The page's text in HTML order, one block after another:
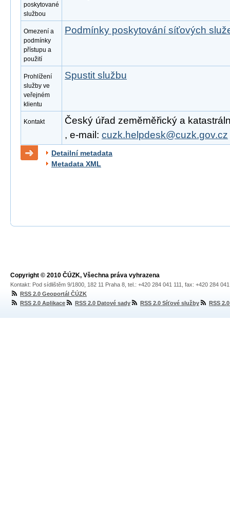
poskytované
službou
Omezení a
podmínky
přístupu a
použití
Podmínky poskytování síťových
Prohlížení
služby ve
veřejném
klientu
Spustit službu
Kontakt
Český úřad zeměměřický a
, e-mail: cuzk.helpdesk@cuzk.gov.cz
Detailní metadata
Metadata XML
Copyright © 2010 ČÚZK, Všechna práva vyhrazena
Kontakt: Pod sídlištěm 9/1800, 182 11 Praha 8, tel.: +420 284 041 111, fax: +420 284
RSS 2.0 Geoportál ČÚZK
RSS 2.0 Aplikace
RSS 2.0 Datové sady RSS 2.0 Síťové služby RSS